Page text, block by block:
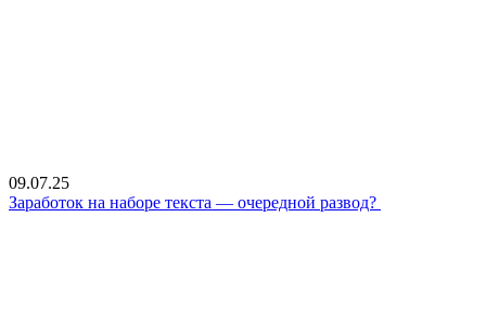
09.07.25
Заработок на наборе текста — очередной развод?